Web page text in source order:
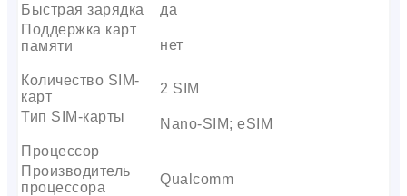
Быстрая зарядка
да
Поддержка карт
памяти
нет
Количество SIM-
карт
2 SIM
Тип SIM-карты
Nano-SIM; eSIM
Процессор
Производитель
процессора
Qualcomm